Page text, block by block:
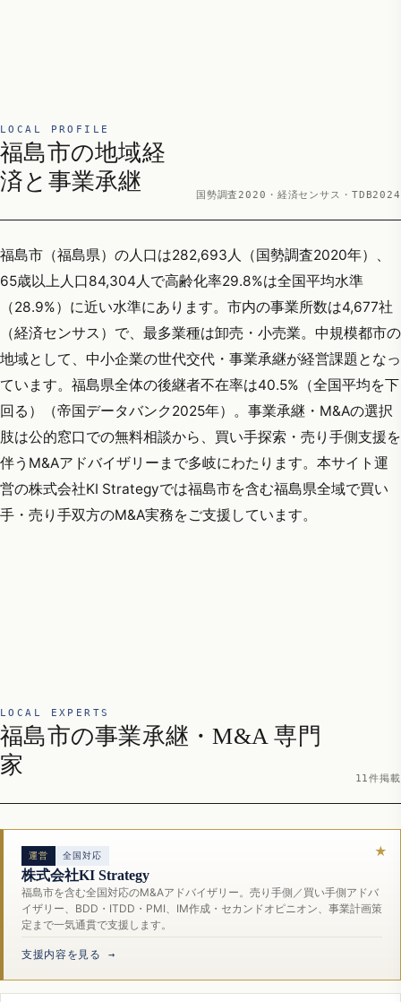
LOCAL PROFILE
福島市の地域経
済と事業承継
国勢調査2020・経済センサス・TDB2024
福島市（福島県）の人口は282,693人（国勢調査2020年）、
65歳以上人口84,304人で高齢化率29.8%は全国平均水準
（28.9%）に近い水準にあります。市内の事業所数は4,677社
（経済センサス）で、最多業種は卸売・小売業。中規模都市の
地域として、中小企業の世代交代・事業承継が経営課題となっ
ています。福島県全体の後継者不在率は40.5%（全国平均を下
回る）（帝国データバンク2025年）。事業承継・M&Aの選択
肢は公的窓口での無料相談から、買い手探索・売り手側支援を
伴うM&Aアドバイザリーまで多岐にわたります。本サイト運
営の株式会社KI Strategyでは福島市を含む福島県全域で買い
手・売り手双方のM&A実務をご支援しています。
LOCAL EXPERTS
福島市の事業承継・M&A 専門
家
11件掲載
運営 全国対応
株式会社KI Strategy
福島市を含む全国対応のM&Aアドバイザリー。売り手側／買い手側アドバ
イザリー、BDD・ITDD・PMI、IM作成・セカンドオピニオン、事業計画策
定まで一気通貫で支援します。
支援内容を見る →